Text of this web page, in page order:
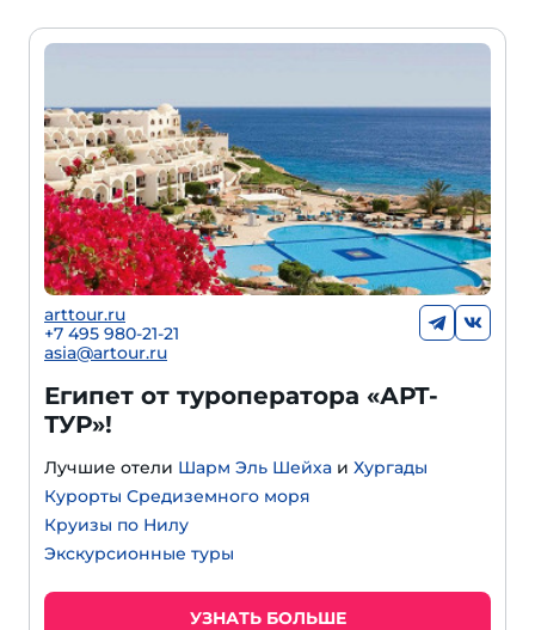
arttour.ru
+7 495 980-21-21
asia@artour.ru
Египет от туроператора «АРТ-
ТУР»!
Лучшие отели Шарм Эль Шейха и Хургады
Курорты Средиземного моря
Круизы по Нилу
Экскурсионные туры
УЗНАТЬ БОЛЬШЕ